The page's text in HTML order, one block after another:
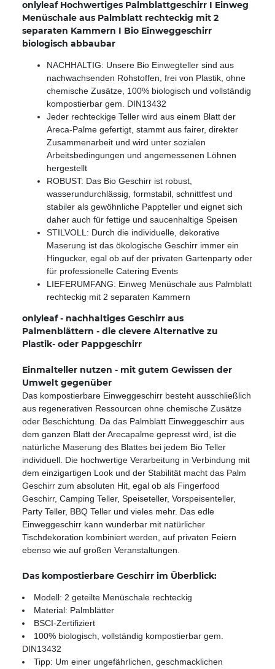
onlyleaf Hochwertiges Palmblattgeschirr I Einweg
Menüschale aus Palmblatt rechteckig mit 2
separaten Kammern I Bio Einweggeschirr
biologisch abbaubar
NACHHALTIG: Unsere Bio Einwegteller sind aus
nachwachsenden Rohstoffen, frei von Plastik, ohne
chemische Zusätze, 100% biologisch und vollständig
kompostierbar gem. DIN13432
Jeder rechteckige Teller wird aus einem Blatt der
Areca-Palme gefertigt, stammt aus fairer, direkter
Zusammenarbeit und wird unter sozialen
Arbeitsbedingungen und angemessenen Löhnen
hergestellt
ROBUST: Das Bio Geschirr ist robust,
wasserundurchlässig, formstabil, schnittfest und
stabiler als gewöhnliche Pappteller und eignet sich
daher auch für fettige und saucenhaltige Speisen
STILVOLL: Durch die individuelle, dekorative
Maserung ist das ökologische Geschirr immer ein
Hingucker, egal ob auf der privaten Gartenparty oder
für professionelle Catering Events
LIEFERUMFANG: Einweg Menüschale aus Palmblatt
rechteckig mit 2 separaten Kammern
onlyleaf - nachhaltiges Geschirr aus
Palmenblättern - die clevere Alternative zu
Plastik- oder Pappgeschirr
Einmalteller nutzen - mit gutem Gewissen der
Umwelt gegenüber
Das kompostierbare Einweggeschirr besteht ausschließlich
aus regenerativen Ressourcen ohne chemische Zusätze
oder Beschichtung. Da das Palmblatt Einweggeschirr aus
dem ganzen Blatt der Arecapalme gepresst wird, ist die
natürliche Maserung des Blattes bei jedem Bio Teller
individuell. Die hochwertige Verarbeitung in Verbindung mit
dem einzigartigen Look und der Stabilität macht das Palm
Geschirr zum absoluten Hit, egal ob als Fingerfood
Geschirr, Camping Teller, Speiseteller, Vorspeisenteller,
Party Teller, BBQ Teller und vieles mehr. Das edle
Einweggeschirr kann wunderbar mit natürlicher
Tischdekoration kombiniert werden, auf privaten Feiern
ebenso wie auf großen Veranstaltungen.
Das kompostierbare Geschirr im Überblick:
Modell: 2 geteilte Menüschale rechteckig
Material: Palmblätter
BSCI-Zertifiziert
100% biologisch, vollständig kompostierbar gem.
DIN13432
Tipp: Um einer ungefährlichen, geschmacklichen